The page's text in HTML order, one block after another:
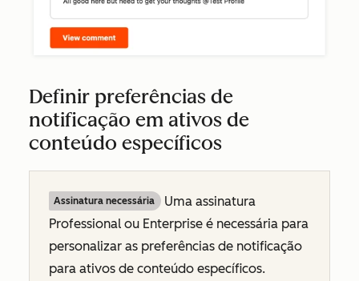
Definir preferências de
notificação em ativos de
conteúdo específicos
Assinatura necessária
Uma assinatura
Professional ou Enterprise é necessária para
personalizar as preferências de notificação
para ativos de conteúdo específicos.